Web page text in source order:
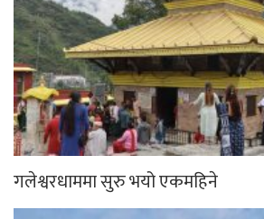
गलेश्वरधाममा सुरु भयो एकमहिने